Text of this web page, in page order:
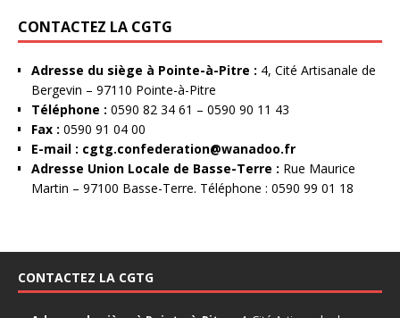
CONTACTEZ LA CGTG
Adresse du siège à Pointe-à-Pitre : 4, Cité Artisanale de
Bergevin – 97110 Pointe-à-Pitre
Téléphone : 0590 82 34 61 – 0590 90 11 43
Fax : 0590 91 04 00
E-mail : cgtg.confederation@wanadoo.fr
Adresse Union Locale de Basse-Terre : Rue Maurice
Martin – 97100 Basse-Terre. Téléphone : 0590 99 01 18
CONTACTEZ LA CGTG